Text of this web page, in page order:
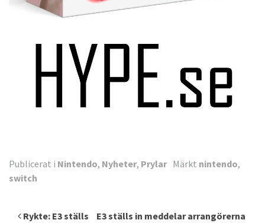
Publicerat i Nintendo, Nyheter, Prylar Märkt nintendo,
switch
Inläggsnavigering
Rykte: E3 ställs
E3 ställs in meddelar arrangörerna